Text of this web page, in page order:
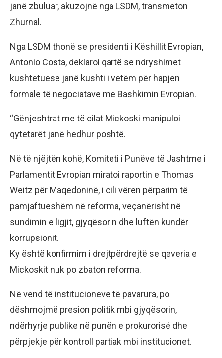
janë zbuluar, akuzojnë nga LSDM, transmeton
Zhurnal.
Nga LSDM thonë se presidenti i Këshillit Evropian,
Antonio Costa, deklaroi qartë se ndryshimet
kushtetuese janë kushti i vetëm për hapjen
formale të negociatave me Bashkimin Evropian.
“Gënjeshtrat me të cilat Mickoski manipuloi
qytetarët janë hedhur poshtë.
Në të njëjtën kohë, Komiteti i Punëve të Jashtme i
Parlamentit Evropian miratoi raportin e Thomas
Weitz për Maqedoninë, i cili vëren përparim të
pamjaftueshëm në reforma, veçanërisht në
sundimin e ligjit, gjyqësorin dhe luftën kundër
korrupsionit.
Ky është konfirmim i drejtpërdrejtë se qeveria e
Mickoskit nuk po zbaton reforma.
Në vend të institucioneve të pavarura, po
dëshmojmë presion politik mbi gjyqësorin,
ndërhyrje publike në punën e prokurorisë dhe
përpjekje për kontroll partiak mbi institucionet.